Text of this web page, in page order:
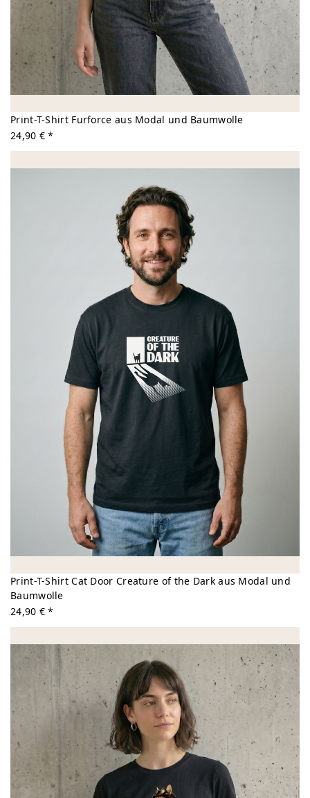
Print-T-Shirt Furforce aus Modal und Baumwolle
24,90 € *
Print-T-Shirt Cat Door Creature of the Dark aus Modal und
Baumwolle
24,90 € *